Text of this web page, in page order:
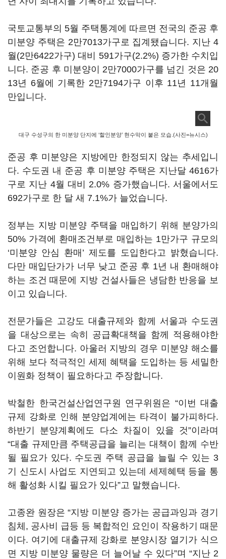
국토교통부의 5월 주택통계에 따르면 전국의 준공 후
미분양 주택은 2만7013가구로 집계됐습니다. 지난 4
월(2만6422가구) 대비 591가구(2.2%) 증가한 수치입
니다. 준공 후 미분양이 2만7000가구를 넘긴 것은 20
13년 6월에 기록한 2만7194가구 이후 11년 11개월
만입니다.
대구 수성구의 한 미분양 단지에 ‘할인분양’ 현수막이 붙은 모습.(사진=뉴시스)
준공 후 미분양은 지방에만 한정되지 않는 추세입니
다. 수도권 내 준공 후 미분양 주택은 지난달 4616가
구로 지난 4월 대비 2.0% 증가했습니다. 서울에서도
692가구로 한 달 새 7.1%가 늘었습니다.
정부는 지방 미분양 주택을 매입하기 위해 분양가의
50% 가격에 환매조건부로 매입하는 1만가구 규모의
‘미분양 안심 환매’ 제도를 도입한다고 밝혔습니다.
다만 매입단가가 너무 낮고 준공 후 1년 내 환매해야
하는 조건 때문에 지방 건설사들은 냉담한 반응을 보
이고 있습니다.
전문가들은 고강도 대출규제와 함께 서울과 수도권
을 대상으로는 속히 공급확대책을 함께 적용해야한
다고 조언합니다. 아울러 지방의 경우 미분양 해소를
위해 보다 적극적인 세제 혜택을 도입하는 등 세밀한
이원화 정책이 필요하다고 주장합니다.
박철한 한국건설산업연구원 연구위원은 “이번 대출
규제 강화로 인해 분양업계에는 타격이 불가피하다.
하반기 분양계획에도 다소 차질이 있을 것”이라며
“대출 규제만큼 주택공급을 늘리는 대책이 함께 수반
될 필요가 있다. 수도권 주택 공급을 늘릴 수 있는 3
기 신도시 사업도 지연되고 있는데 세제혜택 등을 통
해 활성화 시킬 필요가 있다”고 말했습니다.
고종완 원장은 “지방 미분양 증가는 공급과잉과 경기
침체, 공사비 급등 등 복합적인 요인이 작용하기 때문
이다. 여기에 대출규제 강화로 분양시장 열기가 식으
면 지방 미분양 물량은 더 늘어날 수 있다”며 “지난 2